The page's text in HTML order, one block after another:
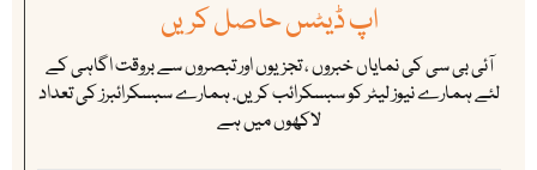
اپ ڈیٹس حاصل کریں
آئی بی سی کی نمایاں خبروں ، تجزیوں اور تبصروں سے بروقت اگاہی کے
لئے ہمارے نیوز لیٹر کو سبسکرائب کریں. ہمارے سبسکرائبرز کی تعداد
لاکھوں میں ہے